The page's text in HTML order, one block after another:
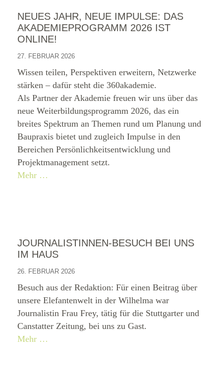
NEUES JAHR, NEUE IMPULSE: DAS
AKADEMIEPROGRAMM 2026 IST
ONLINE!
27. FEBRUAR 2026
Wissen teilen, Perspektiven erweitern, Netzwerke
stärken – dafür steht die 360akademie.
Als Partner der Akademie freuen wir uns über das
neue Weiterbildungsprogramm 2026, das ein
breites Spektrum an Themen rund um Planung und
Baupraxis bietet und zugleich Impulse in den
Bereichen Persönlichkeitsentwicklung und
Projektmanagement setzt.
Mehr …
JOURNALISTINNEN-BESUCH BEI UNS
IM HAUS
26. FEBRUAR 2026
Besuch aus der Redaktion: Für einen Beitrag über
unsere Elefantenwelt in der Wilhelma war
Journalistin Frau Frey, tätig für die Stuttgarter und
Canstatter Zeitung, bei uns zu Gast.
Mehr …